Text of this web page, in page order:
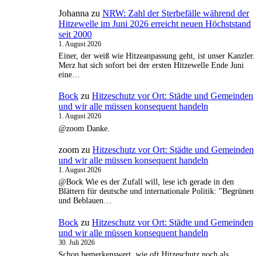
den
„Tod
von
Mehmet
Scholl“
zu
Schellack-
Platten
und
mehr.
Johanna zu NRW: Zahl der Sterbefälle während der
Hitzewelle im Juni 2026 erreicht neuen Höchststand
seit 2000
1. August 2026
Einer, der weiß wie Hitzeanpassung geht, ist unser Kanzler.
Merz hat sich sofort bei der ersten Hitzewelle Ende Juni
eine…
Bock zu Hitzeschutz vor Ort: Städte und Gemeinden
und wir alle müssen konsequent handeln
1. August 2026
@zoom Danke.
zoom zu Hitzeschutz vor Ort: Städte und Gemeinden
und wir alle müssen konsequent handeln
1. August 2026
@Bock Wie es der Zufall will, lese ich gerade in den
Blättern für deutsche und internationale Politik: "Begrünen
und Beblauen…
Bock zu Hitzeschutz vor Ort: Städte und Gemeinden
und wir alle müssen konsequent handeln
30. Juli 2026